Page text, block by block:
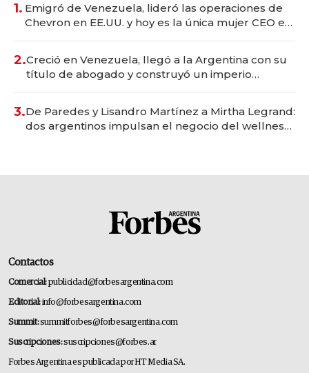
1. Emigró de Venezuela, lideró las operaciones de
Chevron en EE.UU. y hoy es la única mujer CEO en
2.Creció en Venezuela, llegó a la Argentina con su
título de abogado y construyó un imperio
3.De Paredes y Lisandro Martínez a Mirtha Legrand:
dos argentinos impulsan el negocio del wellness
Contactos
Comercial:publicidad@forbesargentina.com
Editorial:info@forbesargentina.com
Summit:summitforbes@forbesargentina.com
Suscripciones:suscripciones@forbes.ar
Forbes Argentina es publicada por HT Media SA.